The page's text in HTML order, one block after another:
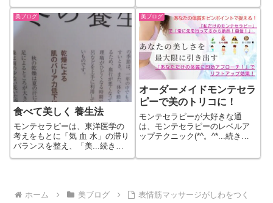
きをもっと見る
美ブログ
食べて美しく 養生法
モンテセラピーは、東洋医学の
考えをもとに「気 血 水」の滞り
バランスを整え、「美...続きを
もっと見る
美ブログ
オーダーメイドモンテセラ
ピーで美のトリコに！
モンテセラピーが大好きな通
は、モンテセラピーのレベルア
ップテクニック(*^。^*...続きを
ホーム 美ブログ
表情筋マッサージがしわをつく